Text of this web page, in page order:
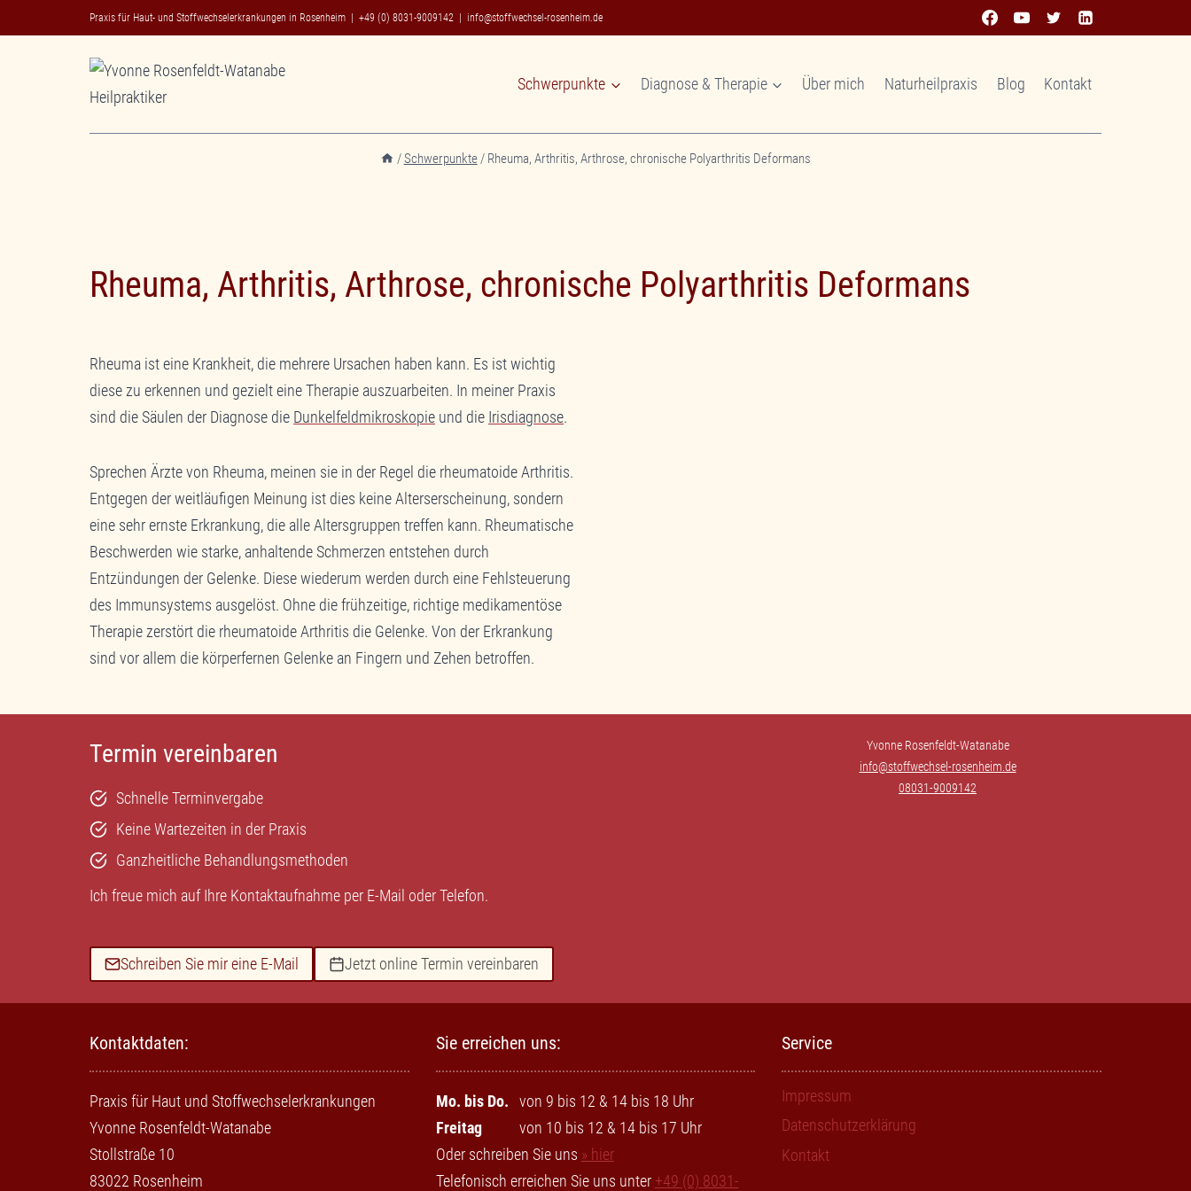
Inhalt
Praxis für Haut- und Stoffwechselerkrankungen in Rosenheim | +49 (0) 8031-9009142 info@stoffwechsel-rosenheim.de
Schwerpunkte Diagnose & Therapie Über mich Naturheilpraxis Blog Kontakt
/Schwerpunkte/ Rheuma, Arthritis, Arthrose, chronische Polyarthritis Deformans
Rheuma, Arthritis, Arthrose, chronische Polyarthritis Deformans
Rheuma ist eine Krankheit, die mehrere Ursachen haben kann. Es ist wichtig
diese zu erkennen und gezielt eine Therapie auszuarbeiten. In meiner Praxis
sind die Säulen der Diagnose die Dunkelfeldmikroskopie und die Irisdiagnose.
Sprechen Ärzte von Rheuma, meinen sie in der Regel die rheumatoide Arthritis.
Entgegen der weitläufigen Meinung ist dies keine Alterserscheinung, sondern
eine sehr ernste Erkrankung, die alle Altersgruppen treffen kann. Rheumatische
Beschwerden wie starke, anhaltende Schmerzen entstehen durch
Entzündungen der Gelenke. Diese wiederum werden durch eine Fehlsteuerung
des Immunsystems ausgelöst. Ohne die frühzeitige, richtige medikamentöse
Therapie zerstört die rheumatoide Arthritis die Gelenke. Von der Erkrankung
sind vor allem die körperfernen Gelenke an Fingern und Zehen betroffen.
Termin vereinbaren
Schnelle Terminvergabe
Keine Wartezeiten in der Praxis
Ganzheitliche Behandlungsmethoden
Ich freue mich auf Ihre Kontaktaufnahme per E-Mail oderTelefon.
Schreiben Sie mir eine E-Mail Jetzt online Termin vereinbaren
Yvonne Rosenfeldt-Watanabe
info@stoffwechsel-rosenheim.de
08031-9009142
Kontaktdaten:
Praxis für Haut und Stoffwechselerkrankungen
Yvonne Rosenfeldt-Watanabe
Stollstraße 10
83022 Rosenheim
Sie erreichen uns:
Mo. bis Do.
von 9 bis 12 & 14 bis 18 Uhr
Freitag
von 10 bis 12 & 14 bis 17 Uhr
Oder schreiben Sie uns » hier
Telefonisch erreichen Sie uns unter +49 (0) 8031-
Service
Impressum
Datenschutzerklärung
Kontakt